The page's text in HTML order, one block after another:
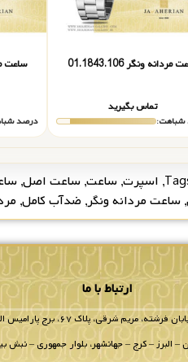
مردانه ونگر 01.1843.106
تماس بگیرید
ساعت
درصد
, اسپرت, ساعت, ساعت اصل,
, ساعت مردانه ونگر, ضدآب کامل,
ارتباط با ما
مریم شرقی، پلاک ۶۷، برج پارامیس الیت، طبقه 8 واحد 802.
– البرز – کرج – جهانشهر، بلوار جمهوری – نبش